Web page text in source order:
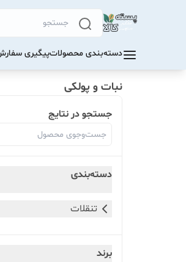
دسته‌بندی محصولاتپیگیری
نبات و پولکی
جستجو در نتایج
دسته‌بندی
تنقلات
برند